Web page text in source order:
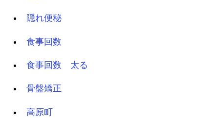
隠れ便秘
食事回数
食事回数 太る
骨盤矯正
高原町